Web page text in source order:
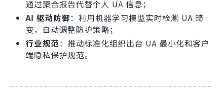
通过聚合报告代替个人 UA 信息；
AI 驱动防御：利用机器学习模型实时检测 UA 畸
变，自动调整防护策略；
行业规范：推动标准化组织出台 UA 最小化和客户
端隐私保护规范。